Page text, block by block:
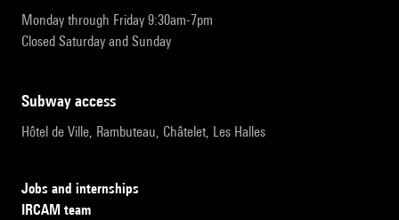
Monday through Friday 9:30am-7pm
Closed Saturday and Sunday
subway access
Hôtel de Ville, Rambuteau, Châtelet, Les Halles
Jobs and internships
IRCAM team